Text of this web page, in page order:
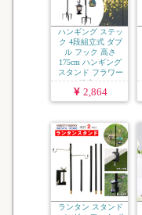
ハンギング ステッ
ク 4段組立式 ダブ
ル フック 高さ
175cm ハンギング
スタンド フラワー
スタ...
2,864
ランタン スタンド